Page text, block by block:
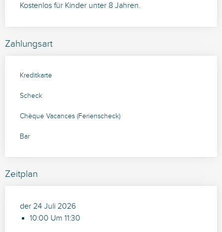
Kostenlos für Kinder unter 8 Jahren.
Zahlungsart
Kreditkarte
Scheck
Chèque Vacances (Ferienscheck)
Bar
Zeitplan
der 24 Juli 2026
10:00 Um 11:30